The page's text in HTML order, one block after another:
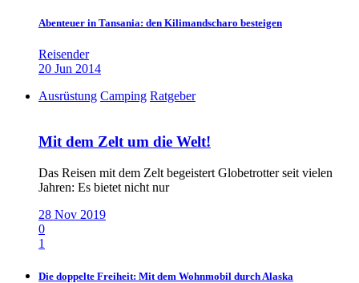
Abenteuer in Tansania: den Kilimandscharo besteigen
Reisender
20 Jun 2014
Ausrüstung Camping Ratgeber
Mit dem Zelt um die Welt!
Das Reisen mit dem Zelt begeistert Globetrotter seit vielen
Jahren: Es bietet nicht nur
28 Nov 2019
0
1
Die doppelte Freiheit: Mit dem Wohnmobil durch Alaska